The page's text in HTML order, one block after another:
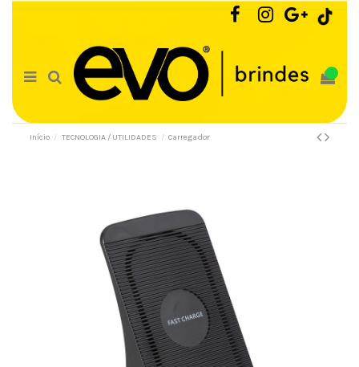
Início TECNOLOGIA / UTILIDADES Carregador